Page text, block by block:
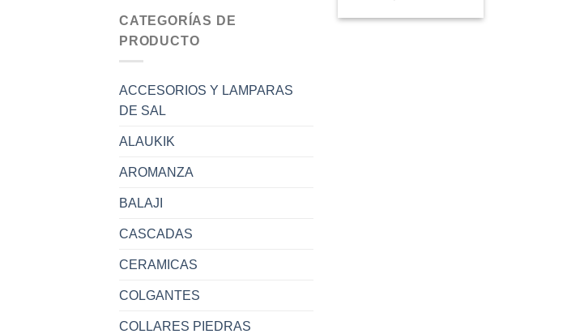
CATEGORÍAS DE
PRODUCTO
ACCESORIOS Y LAMPARAS
DE SAL
ALAUKIK
AROMANZA
BALAJI
CASCADAS
CERAMICAS
COLGANTES
COLLARES PIEDRAS